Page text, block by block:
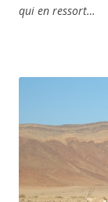
qui en ressort…